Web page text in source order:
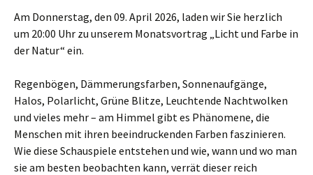
Am Donnerstag, den 09. April 2026, laden wir Sie herzlich
um 20:00 Uhr zu unserem Monatsvortrag „Licht und Farbe in
der Natur“ ein.
Regenbögen, Dämmerungsfarben, Sonnenaufgänge,
Halos, Polarlicht, Grüne Blitze, Leuchtende Nachtwolken
und vieles mehr – am Himmel gibt es Phänomene, die
Menschen mit ihren beeindruckenden Farben faszinieren.
Wie diese Schauspiele entstehen und wie, wann und wo man
sie am besten beobachten kann, verrät dieser reich